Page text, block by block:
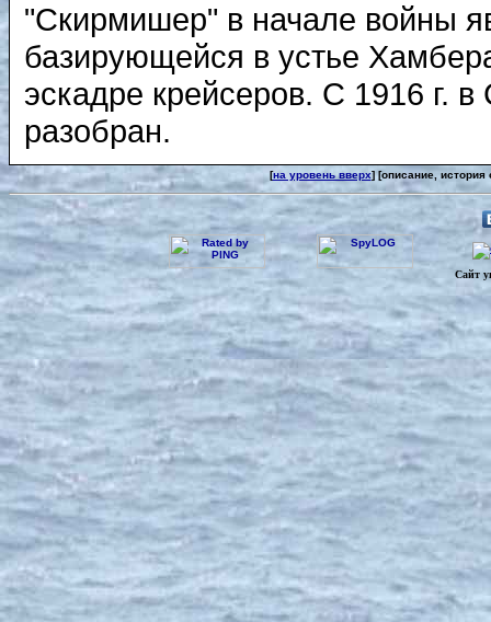
"Скирмишер" в начале войны
базирующейся в устье
эскадре крейсеров. С 1916 г.
разобран.
[на уровень вверх] [описание,
Сайт